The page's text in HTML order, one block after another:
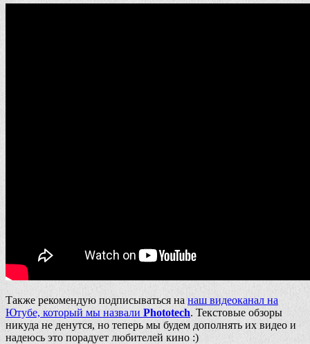
Также рекомендую подписываться на наш видеоканал на
Ютубе, который мы назвали Phototech. Текстовые обзоры
никуда не денутся, но теперь мы будем дополнять их видео и
надеюсь это порадует любителей кино :)